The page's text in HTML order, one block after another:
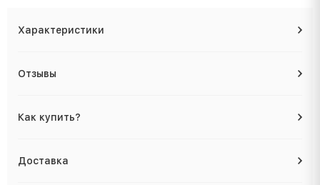
Характеристики
Отзывы
Как купить?
Доставка